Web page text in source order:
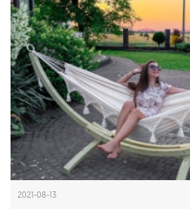
2021-08-13